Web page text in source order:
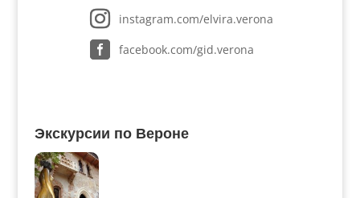
instagram.com/elvira.verona
facebook.com/gid.verona
Экскурсии по Вероне